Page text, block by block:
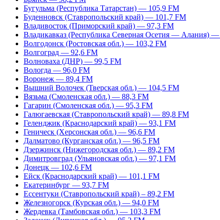
Бугульма (Республика Татарстан) — 105,9 FM
Буденновск (Ставропольский край) — 101,7 FM
Владивосток (Приморский край) — 97,3 FM
Владикавказ (Республика Северная Осетия — Алания)
Волгодонск (Ростовская обл.) — 103,2 FM
Волгоград — 92,6 FM
Волноваха (ДНР) — 99,5 FM
Вологда — 96,0 FM
Воронеж — 89,4 FM
Вышний Волочек (Тверская обл.) — 104,5 FM
Вязьма (Смоленская обл.) — 88,3 FM
Гагарин (Смоленская обл.) — 95,3 FM
Галюгаевская (Ставропольский край) — 89,8 FM
Геленджик (Краснодарский край) — 93,1 FM
Геническ (Херсонская обл.) — 96,6 FM
Далматово (Курганская обл.) — 96,5 FM
Дзержинск (Нижегородская обл.) — 89,2 FM
Димитровград (Ульяновская обл.) — 97,1 FM
Донецк — 102,6 FM
Ейск (Краснодарский край) — 101,1 FM
Екатеринбург — 93,7 FM
Ессентуки (Ставропольский край) – 89,2 FM
Железногорск (Курская обл.) — 94,0 FM
Жердевка (Тамбовская обл.) — 103,3 FM